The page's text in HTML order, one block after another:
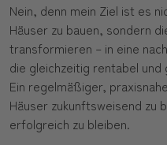
Nein, denn mein Ziel ist es
Häuser zu bauen, sondern
transformieren – in eine
die gleichzeitig rentabel
Ein regelmäßiger,
Häuser zukunftsweisend zu
erfolgreich zu bleiben.